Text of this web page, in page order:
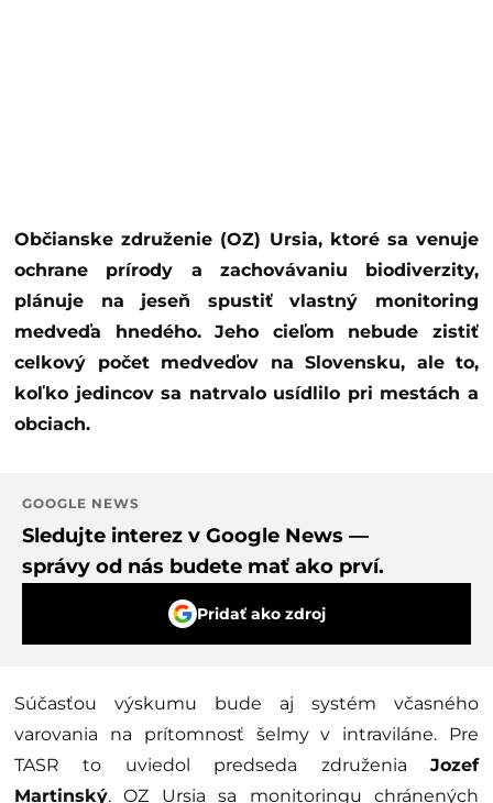
Občianske združenie (OZ) Ursia, ktoré sa venuje
ochrane prírody a zachovávaniu biodiverzity,
plánuje na jeseň spustiť vlastný monitoring
medveďa hnedého. Jeho cieľom nebude zistiť
celkový počet medveďov na Slovensku, ale to,
koľko jedincov sa natrvalo usídlilo pri mestách a
obciach.
GOOGLE NEWS
Sledujte interez v Google News —
správy od nás budete mať ako prví.
Pridať ako zdroj
Súčasťou výskumu bude aj systém včasného
varovania na prítomnosť šelmy v intraviláne. Pre
TASR to uviedol predseda združenia Jozef
Martinský. OZ Ursia sa monitoringu chránených